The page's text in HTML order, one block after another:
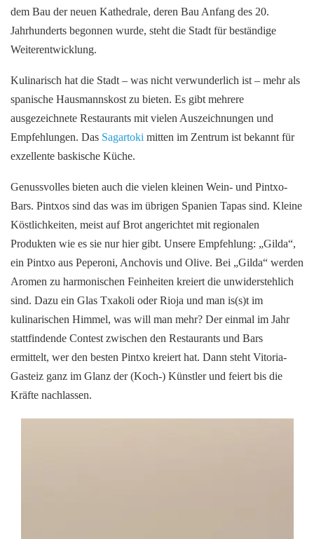
dem Bau der neuen Kathedrale, deren Bau Anfang des 20.
Jahrhunderts begonnen wurde, steht die Stadt für beständige
Weiterentwicklung.
Kulinarisch hat die Stadt – was nicht verwunderlich ist – mehr als
spanische Hausmannskost zu bieten. Es gibt mehrere
ausgezeichnete Restaurants mit vielen Auszeichnungen und
Empfehlungen. Das Sagartoki mitten im Zentrum ist bekannt für
exzellente baskische Küche.
Genussvolles bieten auch die vielen kleinen Wein- und Pintxo-
Bars. Pintxos sind das was im übrigen Spanien Tapas sind. Kleine
Köstlichkeiten, meist auf Brot angerichtet mit regionalen
Produkten wie es sie nur hier gibt. Unsere Empfehlung: „Gilda“,
ein Pintxo aus Peperoni, Anchovis und Olive. Bei „Gilda“ werden
Aromen zu harmonischen Feinheiten kreiert die unwiderstehlich
sind. Dazu ein Glas Txakoli oder Rioja und man is(s)t im
kulinarischen Himmel, was will man mehr? Der einmal im Jahr
stattfindende Contest zwischen den Restaurants und Bars
ermittelt, wer den besten Pintxo kreiert hat. Dann steht Vitoria-
Gasteiz ganz im Glanz der (Koch-) Künstler und feiert bis die
Kräfte nachlassen.